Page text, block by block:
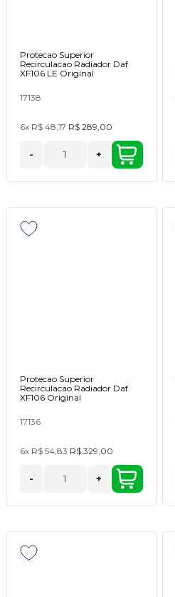
Protecao Superior
Recirculacao Radiador Daf
XF106 LE Original
17138
6x R$ 48,17 R$ 289,00
- +
Protecao Superior
Recirculacao Radiador Daf
XF106 Original
17136
6x R$ 54,83 R$ 329,00
- +